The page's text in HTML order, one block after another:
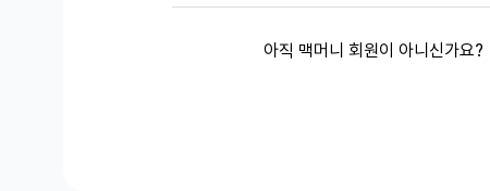
아직 맥머니 회원이 아니신가요?